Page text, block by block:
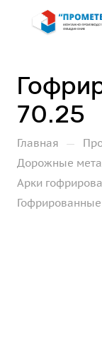
70.25
Главная —
Дорожные
Арки